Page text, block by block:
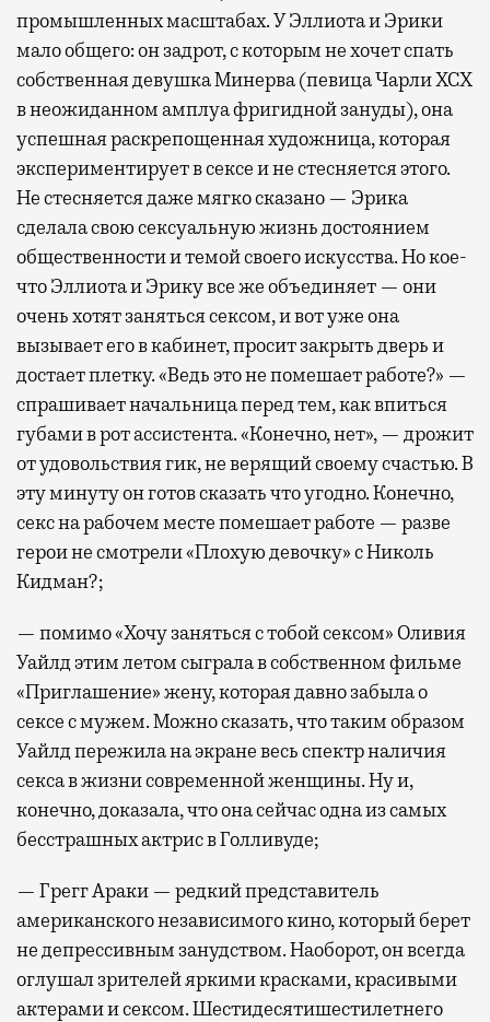
промышленных масштабах. У Эллиота и Эрики
мало общего: он задрот, с которым не хочет спать
собственная девушка Минерва (певица Чарли XCX
в неожиданном амплуа фригидной зануды), она
успешная раскрепощенная художница, которая
экспериментирует в сексе и не стесняется этого.
Не стесняется даже мягко сказано — Эрика
сделала свою сексуальную жизнь достоянием
общественности и темой своего искусства. Но кое-
что Эллиота и Эрику все же объединяет — они
очень хотят заняться сексом, и вот уже она
вызывает его в кабинет, просит закрыть дверь и
достает плетку. «Ведь это не помешает работе?» —
спрашивает начальница перед тем, как впиться
губами в рот ассистента. «Конечно, нет», — дрожит
от удовольствия гик, не верящий своему счастью. В
эту минуту он готов сказать что угодно. Конечно,
секс на рабочем месте помешает работе — разве
герои не смотрели «Плохую девочку» с Николь
Кидман?;
— помимо «Хочу заняться с тобой сексом» Оливия
Уайлд этим летом сыграла в собственном фильме
«Приглашение» жену, которая давно забыла о
сексе с мужем. Можно сказать, что таким образом
Уайлд пережила на экране весь спектр наличия
секса в жизни современной женщины. Ну и,
конечно, доказала, что она сейчас одна из самых
бесстрашных актрис в Голливуде;
— Грегг Араки — редкий представитель
американского независимого кино, который берет
не депрессивным занудством. Наоборот, он всегда
оглушал зрителей яркими красками, красивыми
актерами и сексом. Шестидесятишестилетнего